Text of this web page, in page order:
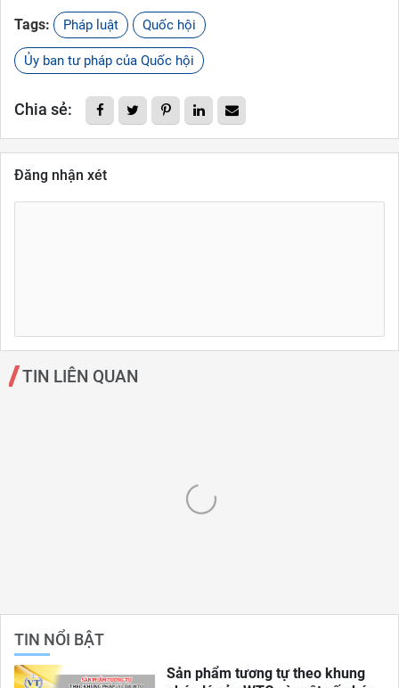
Tags: Pháp luật Quốc hội
Ủy ban tư pháp của Quốc hội
Chia sẻ:
Đăng nhận xét
TIN LIÊN QUAN
TIN NỔI BẬT
Sản phẩm tương tự theo khung